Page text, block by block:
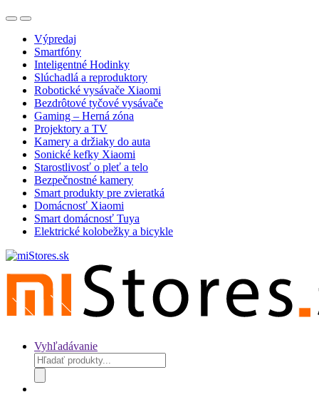
OpenClose
Výpredaj
Smartfóny
Inteligentné Hodinky
Slúchadlá a reproduktory
Robotické vysávače Xiaomi
Bezdrôtové tyčové vysávače
Gaming – Herná zóna
Projektory a TV
Kamery a držiaky do auta
Sonické kefky Xiaomi
Starostlivosť o pleť a telo
Bezpečnostné kamery
Smart produkty pre zvieratká
Domácnosť Xiaomi
Smart domácnosť Tuya
Elektrické kolobežky a bicykle
Vyhľadávanie
Products
search